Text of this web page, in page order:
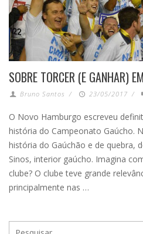
SOBRE TORCER (E GANHAR)
Bruno Santos / 23/05/2017 /
O Novo Hamburgo escreveu
história do Campeonato Gaúcho.
história do Gaúchão e de quebra,
Sinos, interior gaúcho. Imagina
clube? O clube teve grande
principalmente nas …